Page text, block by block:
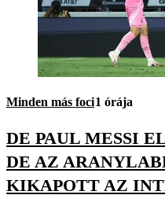
Minden más foci1 órája
DE PAUL MESSI
DE AZ
KIKAPOTT AZ